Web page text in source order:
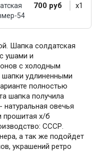
54
700 руб x1
Шапка солдатская
ушами и
с холодным
шапки удлиненными
полностью
шапка получила
натуральная овечья
прошитая х/б
СССР.
а так же подойдет
украшений ретро